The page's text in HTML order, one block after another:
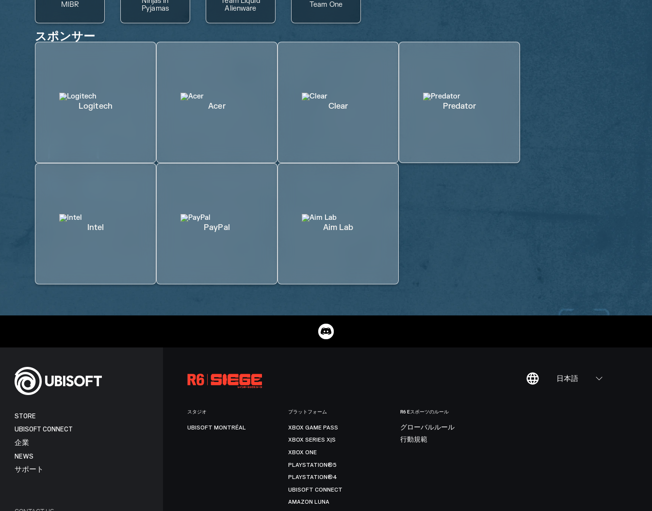
MIBR
Pyjamas
Alienware
Team One
スポンサー
Logitech Acer Clear Predator
Intel PayPal Aim Lab
日本語
STORE
UBISOFT CONNECT
企業
NEWS
サポート
スタジオ
UBISOFT MONTRÉAL
プラットフォーム
XBOX GAME PASS
XBOX SERIES X|S
XBOX ONE
PLAYSTATION®5
PLAYSTATION®4
UBISOFT CONNECT
AMAZON LUNA
R6 Eスポーツのルール
グローバルルール
行動規範